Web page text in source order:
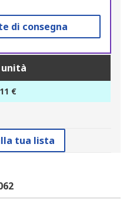
di consegna
unità
€
tua lista